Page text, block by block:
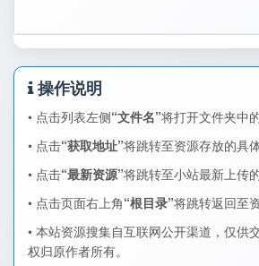
操作说明
• 点击列表左侧“文件名”将打开文件夹中
• 点击“获取地址”将跳转至资源存放的具
• 点击“最新资源”将跳转至小站最新上传
• 点击页面右上角“根目录”将跳转返回至
• 本站资源搜集自互联网公开渠道，仅供
权归原作者所有。